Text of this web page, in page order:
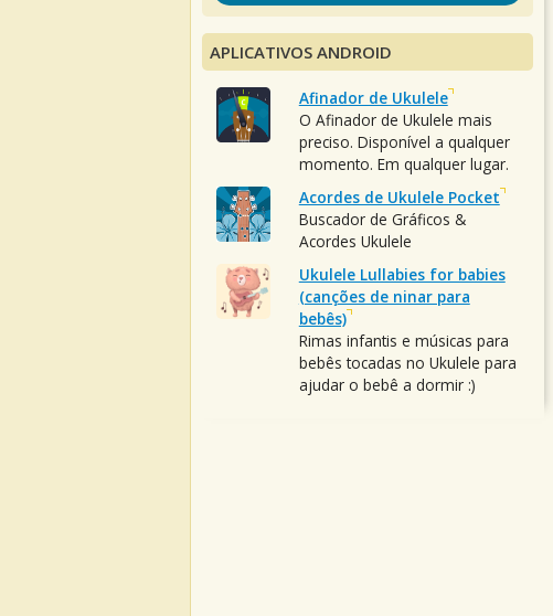
APLICATIVOS ANDROID
Afinador de Ukulele
O Afinador de Ukulele mais
preciso. Disponível a qualquer
momento. Em qualquer lugar.
Acordes de Ukulele Pocket
Buscador de Gráficos &
Acordes Ukulele
Ukulele Lullabies for babies
(canções de ninar para
bebês)
Rimas infantis e músicas para
bebês tocadas no Ukulele para
ajudar o bebê a dormir :)